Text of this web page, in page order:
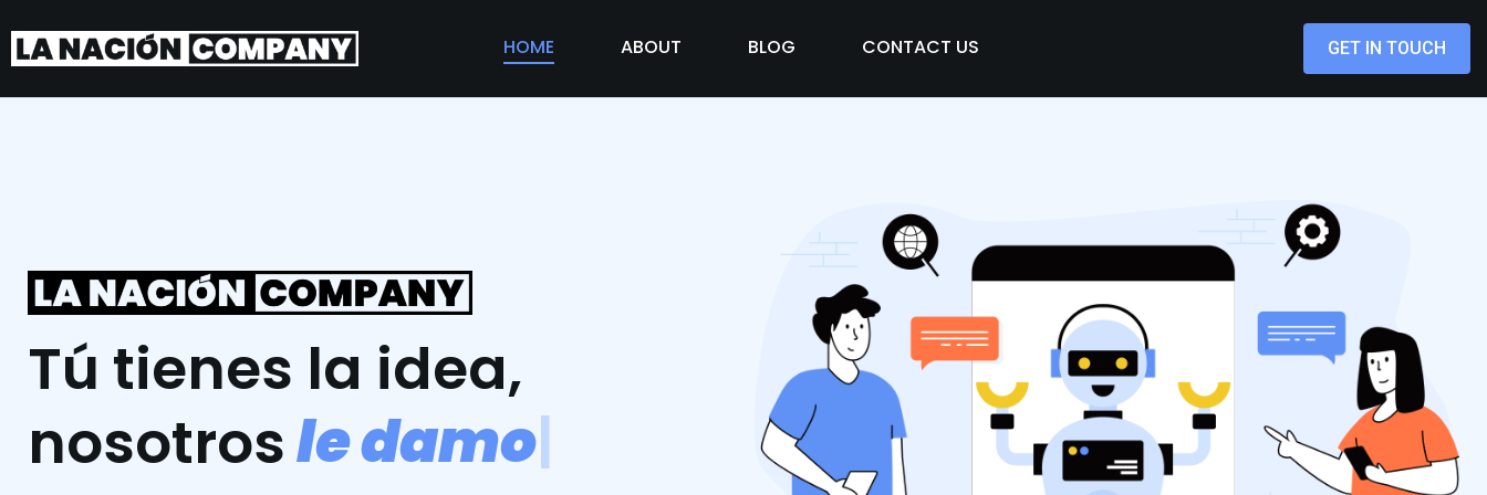
HOME ABOUT BLOG CONTACT US GET IN TOUCH
Tú tienes la idea,
nosotrosledamos